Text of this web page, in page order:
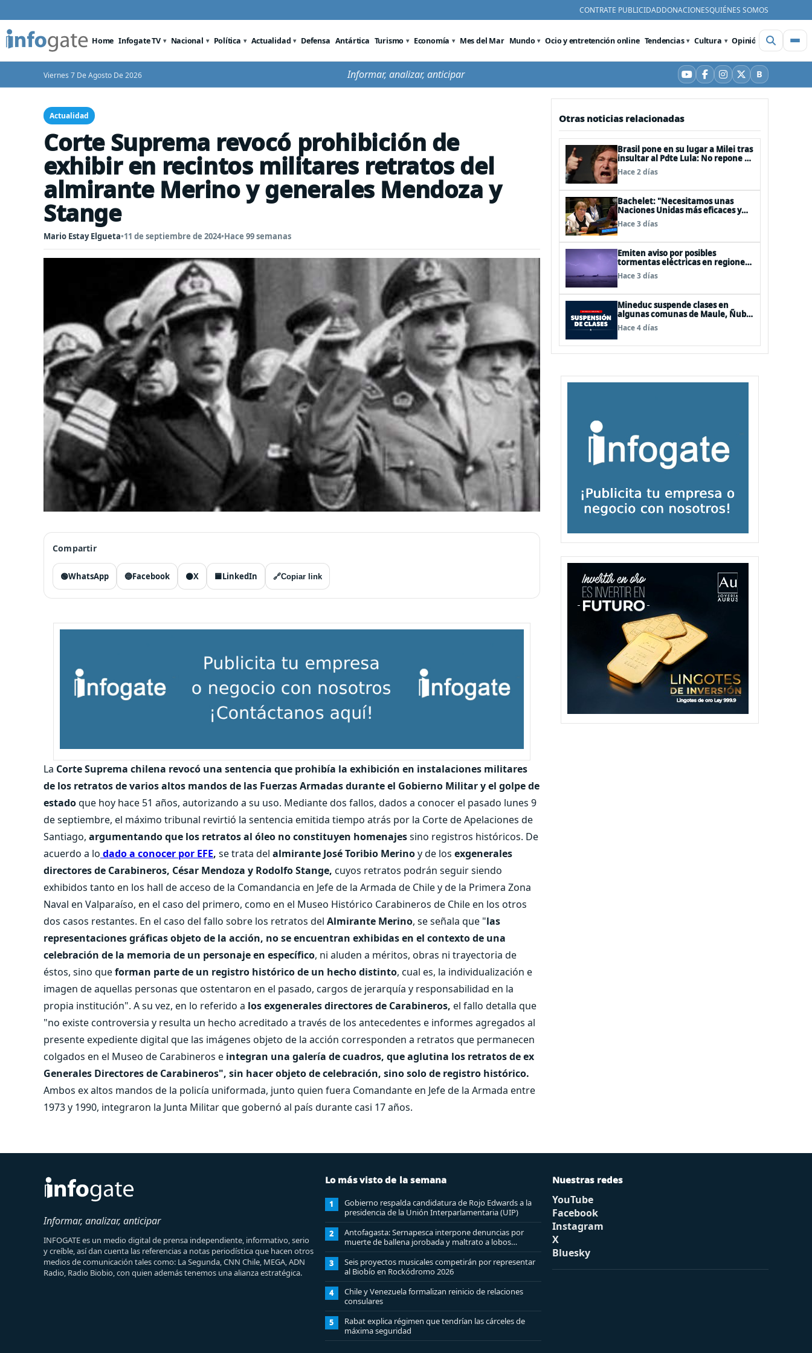
CONTRATE PUBLICIDADDONACIONESQUIÉNES SOMOS
Home Infogate TV Nacional Política Actualidad Defensa Antártica Turismo Economía Mes del Mar Mundo Ocio y entretención online Tendencias Cultura Opinión Videos
Viernes 7 De Agosto De 2026 Informar, analizar, anticipar YouTube
Facebook
Instagram
X BBluesky
Actualidad
Corte Suprema revocó prohibición de
exhibir en recintos militares retratos del
almirante Merino y generales Mendoza y
Stange
Mario Estay Elgueta•11 de septiembre de 2024•Hace 99 semanas
Compartir
🟢WhatsApp 🔵Facebook ⚫X 🟦LinkedIn 🔗Copiar link
La Corte Suprema chilena revocó una sentencia que prohibía la exhibición en instalaciones militares
de los retratos de varios altos mandos de las Fuerzas Armadas durante el Gobierno Militar y el golpe de
estadoque hoy hace 51 años, autorizando a su uso. Mediante dos fallos, dados a conocer el pasado lunes 9
de septiembre, el máximo tribunal revirtió la sentencia emitida tiempo atrás por la Corte de Apelaciones de
Santiago, argumentando que los retratos al óleo no constituyen homenajessino registros históricos. De
acuerdo a lo dado a conocer por EFE, se trata del almirante José Toribio Merinoy de los exgenerales
directores de Carabineros, César Mendoza y Rodolfo Stange, cuyos retratos podrán seguir siendo
exhibidos tanto en los hall de acceso de la Comandancia en Jefe de la Armada de Chile y de la Primera Zona
Naval en Valparaíso, en el caso del primero, como en el Museo Histórico Carabineros de Chile en los otros
dos casos restantes. En el caso del fallo sobre los retratos del Almirante Merino, se señala que "las
representaciones gráficas objeto de la acción, no se encuentran exhibidas en el contexto de una
celebración de la memoria de un personaje en específico, ni aluden a méritos, obras ni trayectoria de
éstos, sino queforman parte de un registro histórico de un hecho distinto, cual es, la individualización e
imagen de aquellas personas que ostentaron en el pasado, cargos de jerarquía y responsabilidad en la
propia institución". A su vez, en lo referido a los exgenerales directores de Carabineros, el fallo detalla que
"no existe controversia y resulta un hecho acreditado a través de los antecedentes e informes agregados al
presente expediente digital que las imágenes objeto de la acción corresponden a retratos que permanecen
colgados en el Museo de Carabineros e integran una galería de cuadros, que aglutina los retratos de ex
Generales Directores de Carabineros", sin hacer objeto de celebración, sino solo de registro histórico.
Ambos ex altos mandos de la policía uniformada, junto quien fuera Comandante en Jefe de la Armada entre
1973 y 1990, integraron la Junta Militar que gobernó al país durante casi 17 años.
Otras noticias relacionadas
Brasil pone en su lugar a Milei tras
insultar al Pdte Lula: No repone al
embajador en BBSS y rebaja la
relación bilateral
Hace 2 días
Bachelet: "Necesitamos unas
Naciones Unidas más eficaces y
cercanas a las personas"
Hace 3 días
Emiten aviso por posibles
tormentas eléctricas en regiones
de Los Lagos y Aysén
Hace 3 días
Mineduc suspende clases en
algunas comunas de Maule, Ñuble
y La Araucanía para este lunes
Hace 4 días
Informar, analizar, anticipar
INFOGATE es un medio digital de prensa independiente, informativo, serio
y creíble, así dan cuenta las referencias a notas periodística que hacen otros
medios de comunicación tales como: La Segunda, CNN Chile, MEGA, ADN
Radio, Radio Biobio, con quien además tenemos una alianza estratégica.
Lo más visto de la semana
1
Gobierno respalda candidatura de Rojo Edwards a la
presidencia de la Unión Interparlamentaria (UIP)
2
Antofagasta: Sernapesca interpone denuncias por
muerte de ballena jorobada y maltrato a lobos
marinos
3
Seis proyectos musicales competirán por representar
al Biobío en Rockódromo 2026
4
Chile y Venezuela formalizan reinicio de relaciones
consulares
5
Rabat explica régimen que tendrían las cárceles de
máxima seguridad
Nuestras redes
YouTube
Facebook
Instagram
X
Bluesky